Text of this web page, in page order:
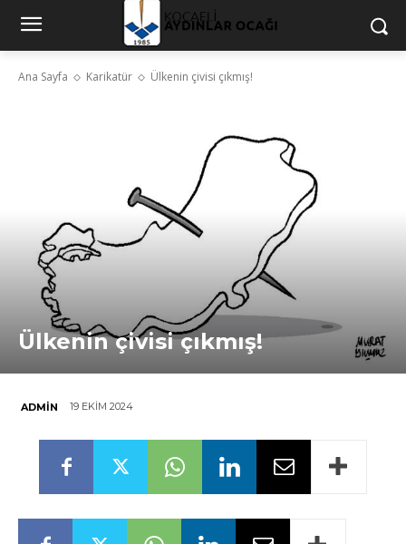
Ana Sayfa Karikatür Ülkenin çivisi çıkmış!
Ülkenin çivisi çıkmış!
ADMIN 19 EKIM 2024